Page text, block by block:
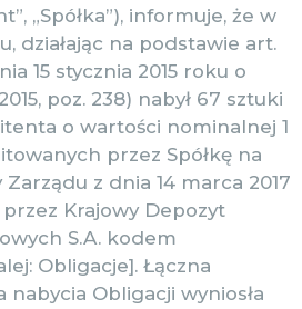
„Spółka”), informuje, że w
działając na podstawie art.
15 stycznia 2015 roku o
poz. 238) nabył 67 sztuki
o wartości nominalnej 1
przez Spółkę na
z dnia 14 marca 2017
Krajowy Depozyt
S.A. kodem
Obligacje]. Łączna
Obligacji wyniosła